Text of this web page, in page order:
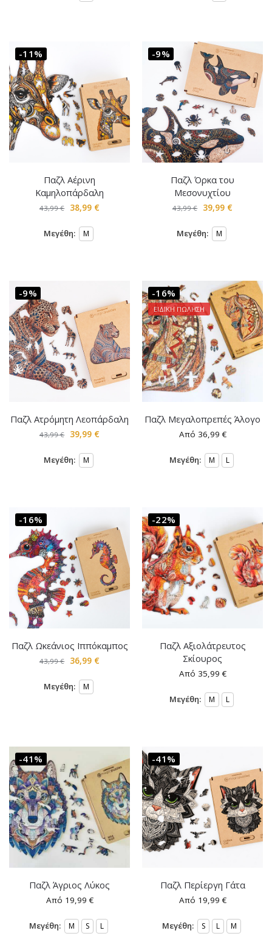
-11%
Παζλ Αέρινη
Καμηλοπάρδαλη
43,99€ 38,99 €
Μεγέθη: M
-9%
Παζλ Όρκα του
Μεσονυχτίου
43,99€ 39,99 €
Μεγέθη: M
-9%
Παζλ Ατρόμητη Λεοπάρδαλη
43,99€ 39,99 €
Μεγέθη: M
-16%
ΕΙΔΙΚΗ ΠΩΛΗΣΗ
Παζλ Μεγαλοπρεπές Άλογο
Από 36,99€
Μεγέθη: M L
-16%
Παζλ Ωκεάνιος Ιππόκαμπος
43,99€ 36,99 €
Μεγέθη: M
-22%
Παζλ Αξιολάτρευτος
Σκίουρος
Από 35,99€
Μεγέθη: M L
-41%
Παζλ Άγριος Λύκος
Από 19,99€
Μεγέθη: M S L
-41%
Παζλ Περίεργη Γάτα
Από 19,99€
Μεγέθη: S L M